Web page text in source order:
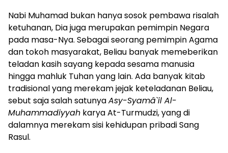
Nabi Muhamad bukan hanya sosok pembawa risalah
ketuhanan, Dia juga merupakan pemimpin Negara
pada masa-Nya. Sebagai seorang pemimpin Agama
dan tokoh masyarakat, Beliau banyak memeberikan
teladan kasih sayang kepada sesama manusia
hingga mahluk Tuhan yang lain. Ada banyak kitab
tradisional yang merekam jejak keteladanan Beliau,
sebut saja salah satunyaAsy-Syamâ`il Al-
Muhammadiyyah karya At-Turmudzi, yang di
dalamnya merekam sisi kehidupan pribadi Sang
Rasul.